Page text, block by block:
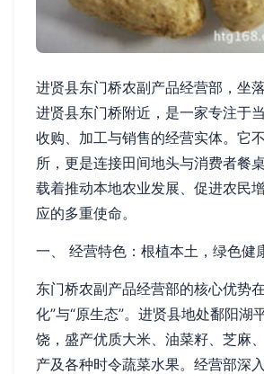
进贤县东门桥农副产品经营部，坐
进贤县东门桥附近，是一家专注于
收购、加工与销售的经营实体。它
所，更是连接田间地头与消费者餐
载着推动本地农业发展、促进农民
应的多重使命。
一、 经营特色：根植本土，绿色健
东门桥农副产品经营部的核心优势
化”与“原生态”。进贤县地处鄱阳湖
饶，盛产优质大米、油菜籽、芝麻
产及各种时令蔬菜水果。经营部深